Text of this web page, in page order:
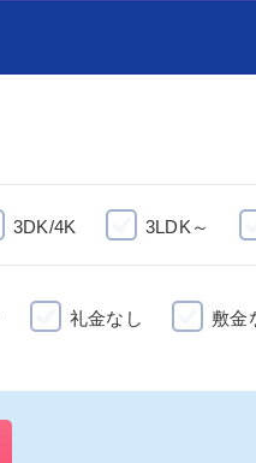
3DK/4K 3LDK～
礼金なし 敷金